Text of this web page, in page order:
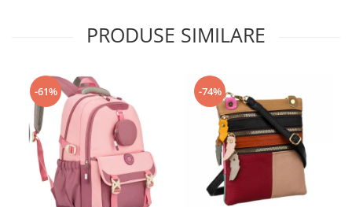
PRODUSE SIMILARE
-61% -74%